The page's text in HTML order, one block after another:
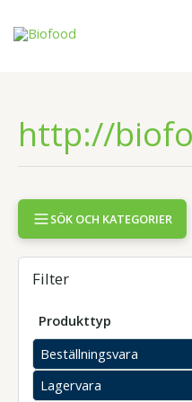
http://
SÖK OCH KATEGORIER
Filter
Produkttyp
Beställningsvara
0
produkter
Lagervara
1